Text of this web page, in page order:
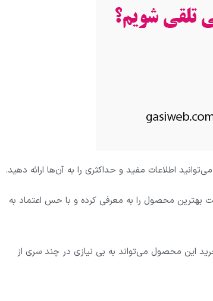
اطلاعات مفید و حداکثری را به آن‌ها ارائه دهید.
بهترین محصول را به معرفی کرده و با حس اعتماد به
این محصول می‌تواند به بی نیازی در چند سری از